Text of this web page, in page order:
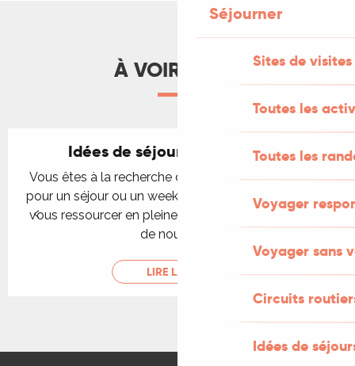
Séjourner
Sites de visites
Toutes les
Toutes les
Voyager
Voyager sans
Circuits
Idées de
À VOIR AUSSI
Idées de séjours et week-ends
Vous êtes à la recherche d’une destination en France
pour un séjour ou un week-end qui vous permettra de
vous ressourcer en pleine nature tout en découvrant
de nouveaux...
LIRE LA SUITE